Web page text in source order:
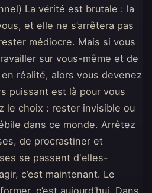
La vérité est brutale : la
et elle ne s’arrêtera pas
médiocre. Mais si vous
sur vous-même et de
réalité, alors vous devenez
puissant est là pour vous
le choix : rester invisible ou
dans ce monde. Arrêtez
de procrastiner et
se passent d'elles-
c’est maintenant. Le